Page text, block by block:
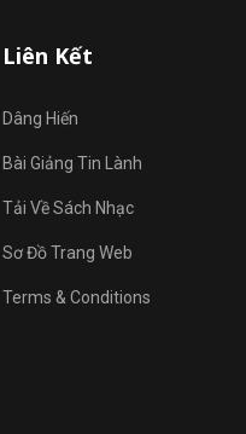
Liên Kết
Dâng Hiến
Bài Giảng Tin Lành
Tải Về Sách Nhạc
Sơ Đồ Trang Web
Terms & Conditions